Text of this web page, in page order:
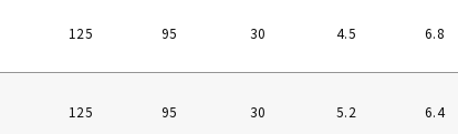
125 95 30 4.5 6.8
125 95 30 5.2 6.4